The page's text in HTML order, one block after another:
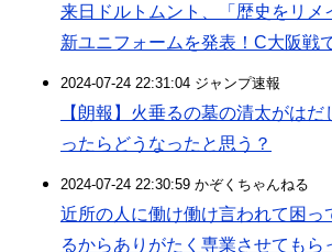
来日ドルトムント、「歴史をリメ
新ユニフォームを発表！C大阪戦
2024-07-24 22:31:04 ジャンプ速報
【朗報】火垂るの墓の清太がは
ったらどうなったと思う？
2024-07-24 22:30:59 かぞくちゃんねる
近所の人に働け働け言われて困っ
るからありがたく専業させてもら